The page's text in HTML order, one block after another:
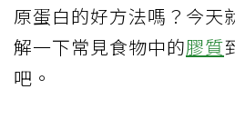
原蛋白的好方法嗎？今天
解一下常見食物中的膠質
吧。